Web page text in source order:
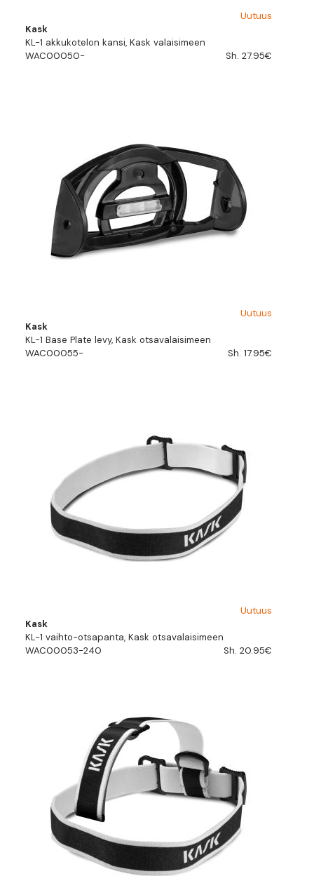
Uutuus
Kask
KL-1 akkukotelon kansi, Kask valaisimeen
WAC00050-
Sh. 27.95€
Uutuus
Kask
KL-1 Base Plate levy, Kask otsavalaisimeen
WAC00055-
Sh. 17.95€
Uutuus
Kask
KL-1 vaihto-otsapanta, Kask otsavalaisimeen
WAC00053-240
Sh. 20.95€